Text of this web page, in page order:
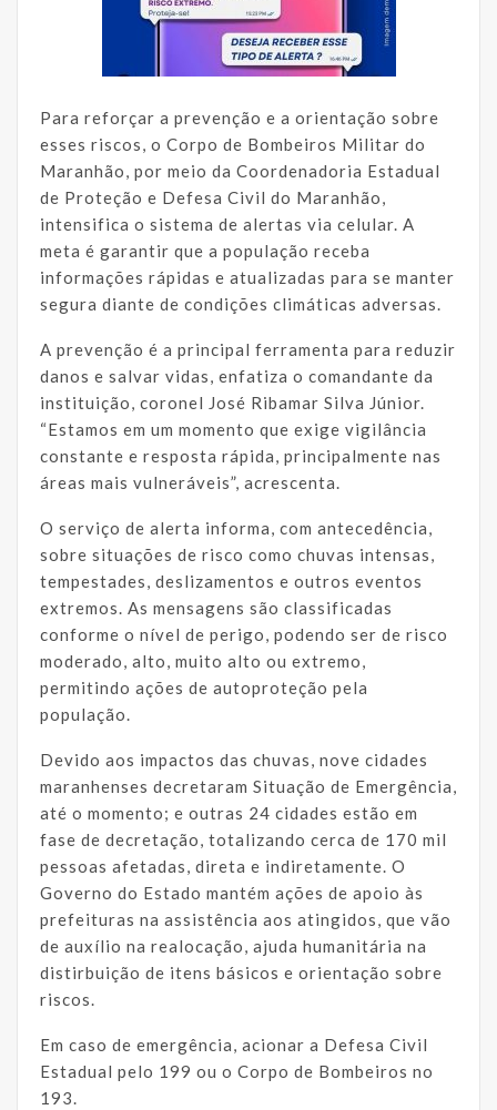
Para reforçar a prevenção e a orientação sobre
esses riscos, o Corpo de Bombeiros Militar do
Maranhão, por meio da Coordenadoria Estadual
de Proteção e Defesa Civil do Maranhão,
intensifica o sistema de alertas via celular. A
meta é garantir que a população receba
informações rápidas e atualizadas para se manter
segura diante de condições climáticas adversas.
A prevenção é a principal ferramenta para reduzir
danos e salvar vidas, enfatiza o comandante da
instituição, coronel José Ribamar Silva Júnior.
“Estamos em um momento que exige vigilância
constante e resposta rápida, principalmente nas
áreas mais vulneráveis”, acrescenta.
O serviço de alerta informa, com antecedência,
sobre situações de risco como chuvas intensas,
tempestades, deslizamentos e outros eventos
extremos. As mensagens são classificadas
conforme o nível de perigo, podendo ser de risco
moderado, alto, muito alto ou extremo,
permitindo ações de autoproteção pela
população.
Devido aos impactos das chuvas, nove cidades
maranhenses decretaram Situação de Emergência,
até o momento; e outras 24 cidades estão em
fase de decretação, totalizando cerca de 170 mil
pessoas afetadas, direta e indiretamente. O
Governo do Estado mantém ações de apoio às
prefeituras na assistência aos atingidos, que vão
de auxílio na realocação, ajuda humanitária na
distirbuição de itens básicos e orientação sobre
riscos.
Em caso de emergência, acionar a Defesa Civil
Estadual pelo 199 ou o Corpo de Bombeiros no
193.